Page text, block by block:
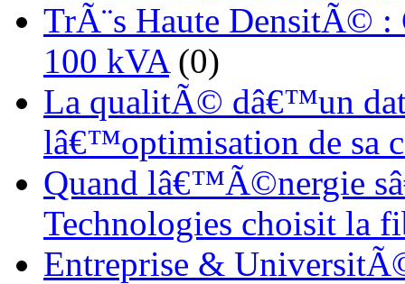
TrÃ¨s Haute DensitÃ© :
100 kVA(0)
La qualitÃ© dâ€™un
lâ€™optimisation de sa
Quand lâ€™Ã©nergie
Technologies choisit la
Entreprise &